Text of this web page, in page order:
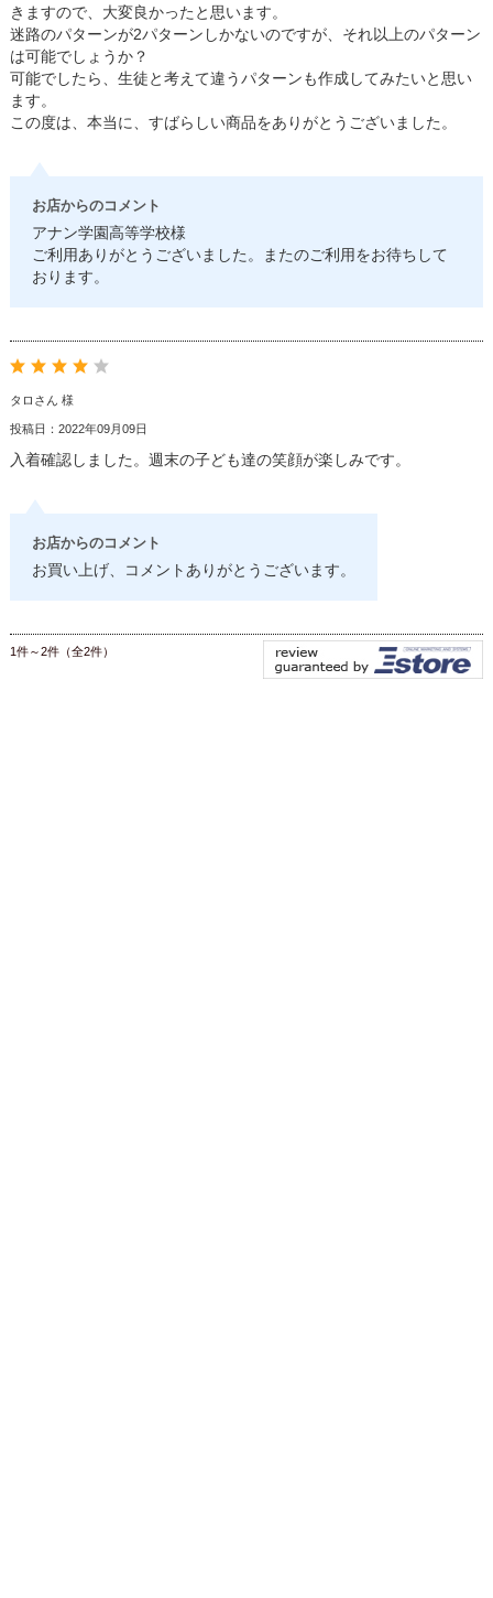
きますので、大変良かったと思います。
迷路のパターンが2パターンしかないのですが、それ以上のパターン
は可能でしょうか？
可能でしたら、生徒と考えて違うパターンも作成してみたいと思い
ます。
この度は、本当に、すばらしい商品をありがとうございました。
お店からのコメント
アナン学園高等学校様
ご利用ありがとうございました。またのご利用をお待ちして
おります。
タロさん 様
投稿日：2022年09月09日
入着確認しました。週末の子ども達の笑顔が楽しみです。
お店からのコメント
お買い上げ、コメントありがとうございます。
1件～2件（全2件）